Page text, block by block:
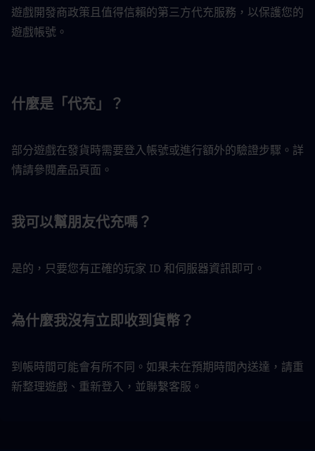
遊戲開發商政策且值得信賴的第三方代充服務，以保護您的
遊戲帳號。
什麼是「代充」？
部分遊戲在發貨時需要登入帳號或進行額外的驗證步驟。詳
情請參閱產品頁面。
我可以幫朋友代充嗎？
是的，只要您有正確的玩家 ID 和伺服器資訊即可。
為什麼我沒有立即收到貨幣？
到帳時間可能會有所不同。如果未在預期時間內送達，請重
新整理遊戲、重新登入，並聯繫客服。